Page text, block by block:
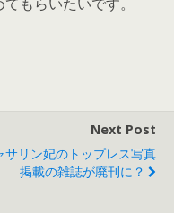
Next Post
サリン妃のトップレス写真
掲載の雑誌が廃刊に？